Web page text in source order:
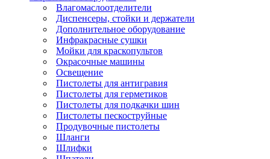
Влагомаслоотделители
Диспенсеры, стойки и держатели
Дополнительное оборудование
Инфракрасные сушки
Мойки для краскопультов
Окрасочные машины
Освещение
Пистолеты для антигравия
Пистолеты для герметиков
Пистолеты для подкачки шин
Пистолеты пескоструйные
Продувочные пистолеты
Шланги
Шлифки